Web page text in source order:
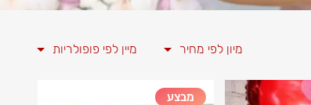
מיון לפי מחיר מיין לפי פופולריות
מבצע